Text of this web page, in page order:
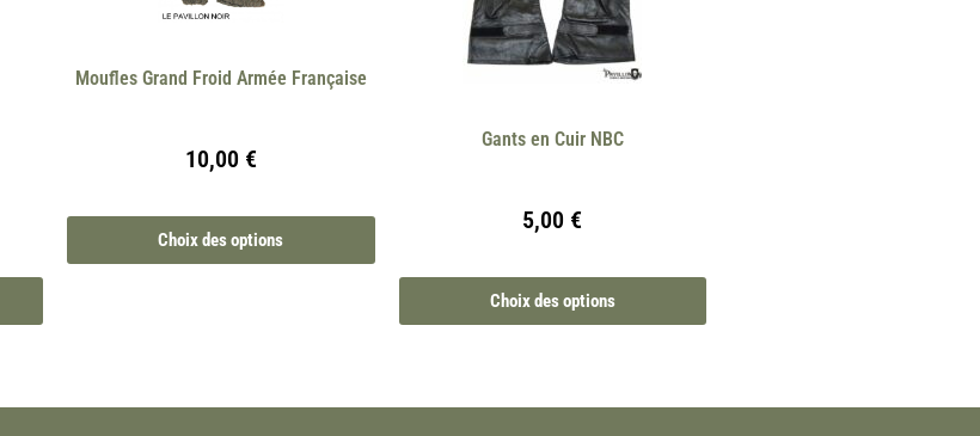
Moufles Grand Froid Armée Française
10,00 €
Choix des options
Gants en Cuir NBC
5,00 €
Choix des options